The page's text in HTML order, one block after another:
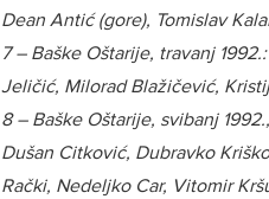
Dean Antić (gore), Tomislav
7 – Baške Oštarije, travanj
Jeličić, Milorad Blažičević,
8 – Baške Oštarije, svibanj
Dušan Citković, Dubravko
Rački, Nedeljko Car, Vitomir